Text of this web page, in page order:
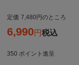
定価 7,480 のところ
6,990 税込
350 ポイント進呈